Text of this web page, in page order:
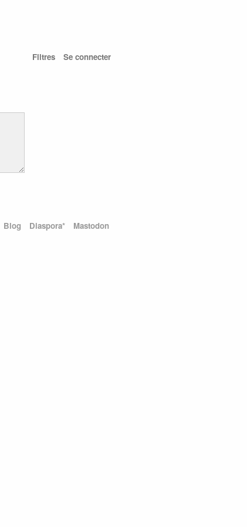
Filtres Se connecter
Blog Diaspora* Mastodon